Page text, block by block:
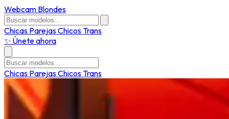
Webcam Blondes
Chicas ParejasChicosTrans
✨ Únete ahora
Chicas ParejasChicosTrans